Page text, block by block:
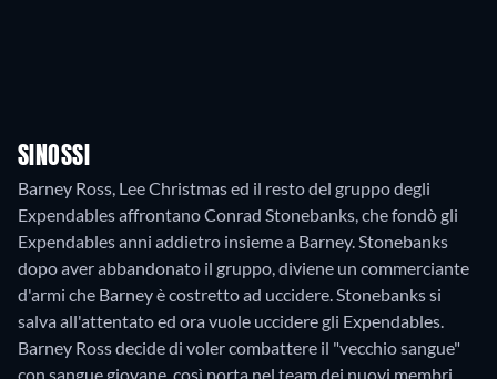
SINOSSI
Barney Ross, Lee Christmas ed il resto del gruppo degli
Expendables affrontano Conrad Stonebanks, che fondò gli
Expendables anni addietro insieme a Barney. Stonebanks
dopo aver abbandonato il gruppo, diviene un commerciante
d'armi che Barney è costretto ad uccidere. Stonebanks si
salva all'attentato ed ora vuole uccidere gli Expendables.
Barney Ross decide di voler combattere il "vecchio sangue"
con sangue giovane, così porta nel team dei nuovi membri,